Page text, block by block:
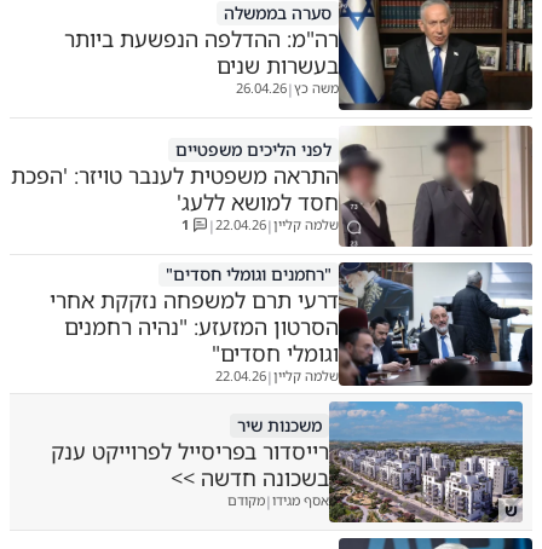
סערה בממשלה
רה"מ: ההדלפה הנפשעת ביותר
בעשרות שנים
משה כץ|
26.04.26
לפני הליכים משפטיים
התראה משפטית לענבר טויזר: 'הפכת
חסד למושא ללעג'
שלמה קליין|
22.04.26
|
1
"רחמנים וגומלי חסדים"
דרעי תרם למשפחה נזקקת אחרי
הסרטון המזעזע: "נהיה רחמנים
וגומלי חסדים"
שלמה קליין|
22.04.26
ש
משכנות שיר
רייסדור בפריסייל לפרוייקט ענק
בשכונה חדשה >>
אסף מגידו|מקודם